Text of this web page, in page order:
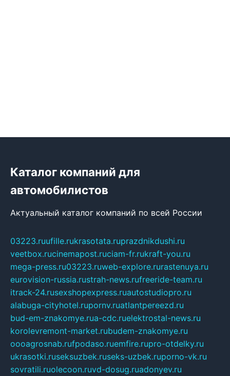
Каталог компаний для
автомобилистов
Актуальный каталог компаний по всей России
03223.ruufille.rukrasotata.ruprazdnikdushi.ru
veetbox.rucinemapost.ruciam-fr.rukraft-you.ru
mega-press.ru03223.ruweb-explore.rurastenuya.ru
eurovision-russia.rustrah-news.rufreeride-team.ru
itrack-24.rusexshopexpress.ruautostudiopro.ru
alabuga-cityhotel.rupornv.ruatlantpereezd.ru
bud-em-znakomye.rua-cdc.ruelektrostal-news.ru
korolevremont-market.rubudem-znakomye.ru
oooagrosnab.rufpodaso.ruemfire.rupro-otdelky.ru
ukrasotki.ruseksuzbek.ruseks-uzbek.ruporno-vk.ru
sovratili.ruolecoon.ruvd-dosug.ruadonyev.ru